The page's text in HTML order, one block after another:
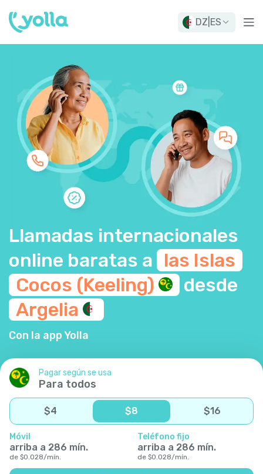
DZ ES
Llamadas internacionales
online baratas a las Islas
Cocos (Keeling)
desde
Argelia
Con la app Yolla
Pagar según se usa
Para todos
$4 $8 $16
Móvil
arriba a 286 mín.
de $0.028/mín.
Teléfono fijo
arriba a 286 mín.
de $0.028/mín.